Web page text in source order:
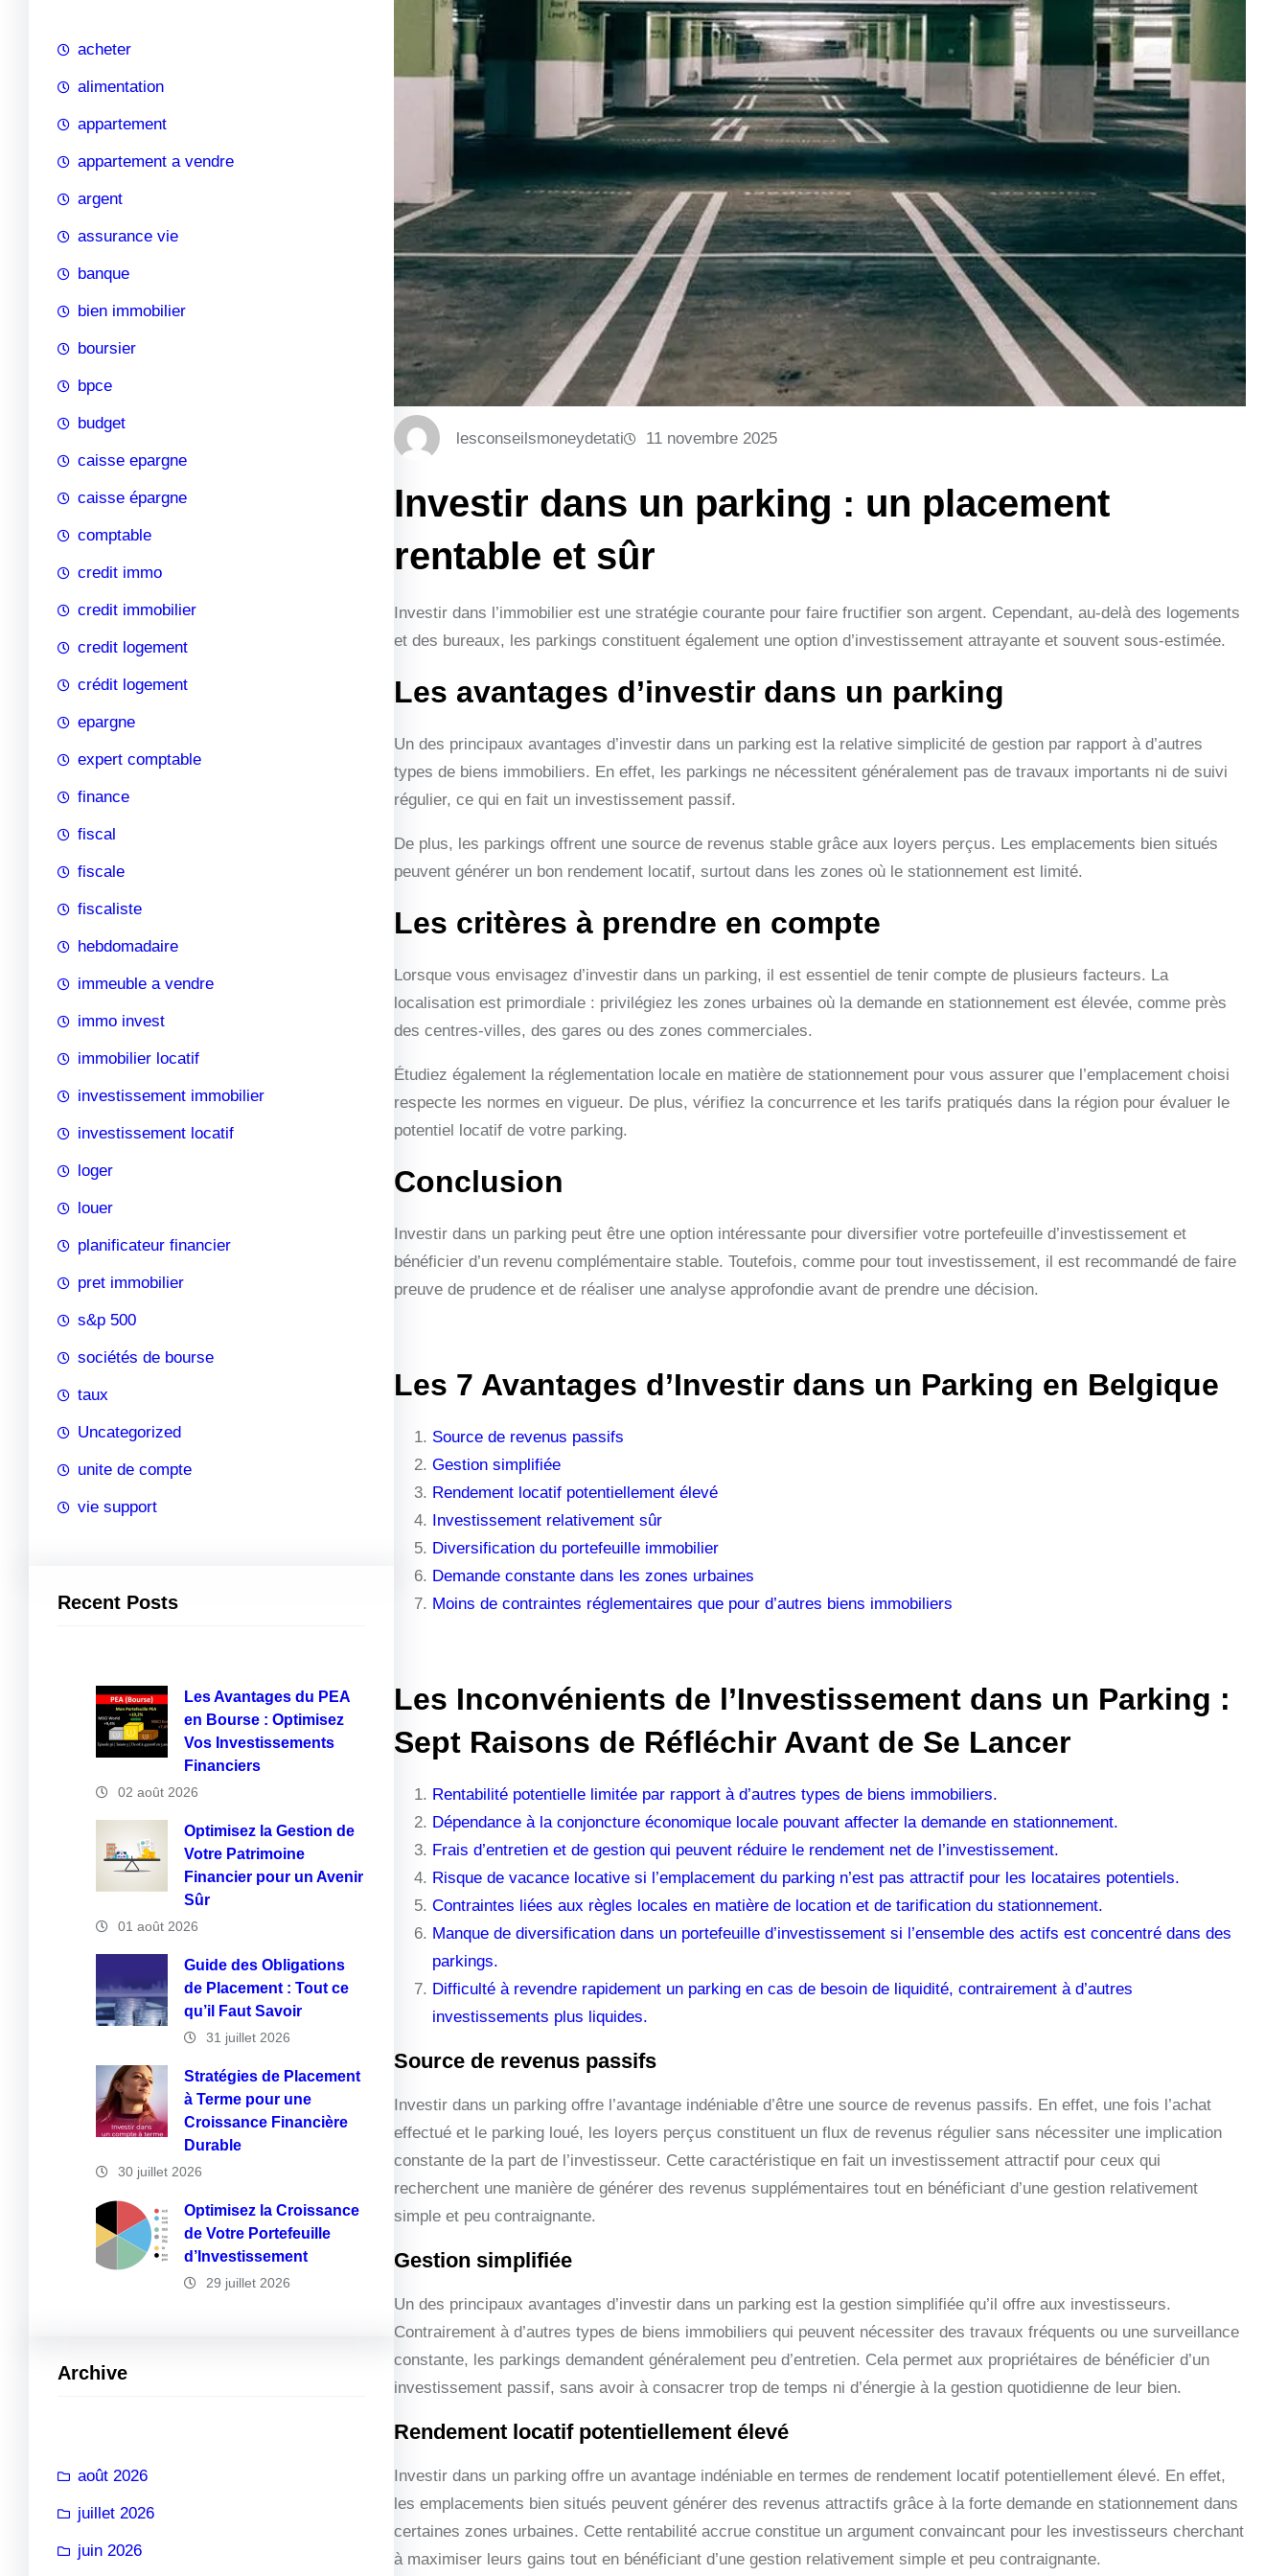
h
acheter
alimentation
appartement
appartement a vendre
argent
assurance vie
banque
bien immobilier
boursier
bpce
budget
caisse epargne
caisse épargne
comptable
credit immo
credit immobilier
credit logement
crédit logement
epargne
expert comptable
finance
fiscal
fiscale
fiscaliste
hebdomadaire
immeuble a vendre
immo invest
immobilier locatif
investissement immobilier
investissement locatif
loger
louer
planificateur financier
pret immobilier
s&p 500
sociétés de bourse
taux
Uncategorized
unite de compte
vie support
Recent Posts
Les Avantages du PEA
en Bourse : Optimisez
Vos Investissements
Financiers
02 août 2026
Optimisez la Gestion de
Votre Patrimoine
Financier pour un Avenir
Sûr
01 août 2026
Guide des Obligations
de Placement : Tout ce
qu’il Faut Savoir
31 juillet 2026
Stratégies de Placement
à Terme pour une
Croissance Financière
Durable
30 juillet 2026
Optimisez la Croissance
de Votre Portefeuille
d’Investissement
29 juillet 2026
Archive
août 2026
juillet 2026
juin 2026
lesconseilsmoneydetati 11 novembre 2025
Investir dans un parking : un placement
rentable et sûr
Investir dans l’immobilier est une stratégie courante pour faire fructifier son argent. Cependant, au-delà des logements
et des bureaux, les parkings constituent également une option d’investissement attrayante et souvent sous-estimée.
Les avantages d’investir dans un parking
Un des principaux avantages d’investir dans un parking est la relative simplicité de gestion par rapport à d’autres
types de biens immobiliers. En effet, les parkings ne nécessitent généralement pas de travaux importants ni de suivi
régulier, ce qui en fait un investissement passif.
De plus, les parkings offrent une source de revenus stable grâce aux loyers perçus. Les emplacements bien situés
peuvent générer un bon rendement locatif, surtout dans les zones où le stationnement est limité.
Les critères à prendre en compte
Lorsque vous envisagez d’investir dans un parking, il est essentiel de tenir compte de plusieurs facteurs. La
localisation est primordiale : privilégiez les zones urbaines où la demande en stationnement est élevée, comme près
des centres-villes, des gares ou des zones commerciales.
Étudiez également la réglementation locale en matière de stationnement pour vous assurer que l’emplacement choisi
respecte les normes en vigueur. De plus, vérifiez la concurrence et les tarifs pratiqués dans la région pour évaluer le
potentiel locatif de votre parking.
Conclusion
Investir dans un parking peut être une option intéressante pour diversifier votre portefeuille d’investissement et
bénéficier d’un revenu complémentaire stable. Toutefois, comme pour tout investissement, il est recommandé de faire
preuve de prudence et de réaliser une analyse approfondie avant de prendre une décision.
Les 7 Avantages d’Investir dans un Parking en Belgique
Source de revenus passifs
Gestion simplifiée
Rendement locatif potentiellement élevé
Investissement relativement sûr
Diversification du portefeuille immobilier
Demande constante dans les zones urbaines
Moins de contraintes réglementaires que pour d’autres biens immobiliers
Les Inconvénients de l’Investissement dans un Parking :
Sept Raisons de Réfléchir Avant de Se Lancer
Rentabilité potentielle limitée par rapport à d’autres types de biens immobiliers.
Dépendance à la conjoncture économique locale pouvant affecter la demande en stationnement.
Frais d’entretien et de gestion qui peuvent réduire le rendement net de l’investissement.
Risque de vacance locative si l’emplacement du parking n’est pas attractif pour les locataires potentiels.
Contraintes liées aux règles locales en matière de location et de tarification du stationnement.
Manque de diversification dans un portefeuille d’investissement si l’ensemble des actifs est concentré dans des
parkings.
Difficulté à revendre rapidement un parking en cas de besoin de liquidité, contrairement à d’autres
investissements plus liquides.
Source de revenus passifs
Investir dans un parking offre l’avantage indéniable d’être une source de revenus passifs. En effet, une fois l’achat
effectué et le parking loué, les loyers perçus constituent un flux de revenus régulier sans nécessiter une implication
constante de la part de l’investisseur. Cette caractéristique en fait un investissement attractif pour ceux qui
recherchent une manière de générer des revenus supplémentaires tout en bénéficiant d’une gestion relativement
simple et peu contraignante.
Gestion simplifiée
Un des principaux avantages d’investir dans un parking est la gestion simplifiée qu’il offre aux investisseurs.
Contrairement à d’autres types de biens immobiliers qui peuvent nécessiter des travaux fréquents ou une surveillance
constante, les parkings demandent généralement peu d’entretien. Cela permet aux propriétaires de bénéficier d’un
investissement passif, sans avoir à consacrer trop de temps ni d’énergie à la gestion quotidienne de leur bien.
Rendement locatif potentiellement élevé
Investir dans un parking offre un avantage indéniable en termes de rendement locatif potentiellement élevé. En effet,
les emplacements bien situés peuvent générer des revenus attractifs grâce à la forte demande en stationnement dans
certaines zones urbaines. Cette rentabilité accrue constitue un argument convaincant pour les investisseurs cherchant
à maximiser leurs gains tout en bénéficiant d’une gestion relativement simple et peu contraignante.